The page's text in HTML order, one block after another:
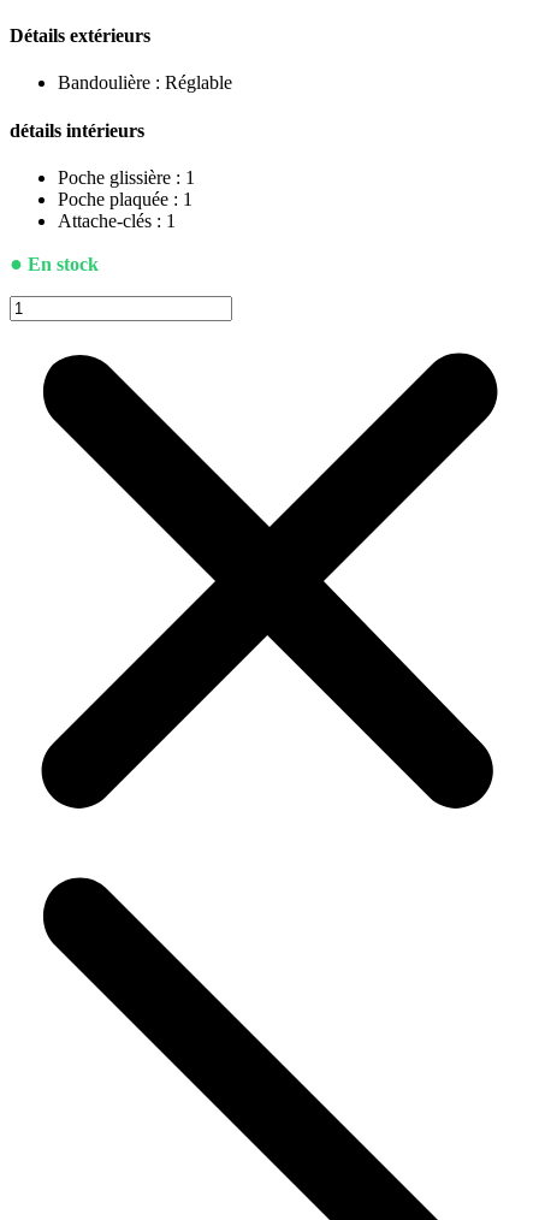
Détails extérieurs
Bandoulière : Réglable
détails intérieurs
Poche glissière : 1
Poche plaquée : 1
Attache-clés : 1
● En stock